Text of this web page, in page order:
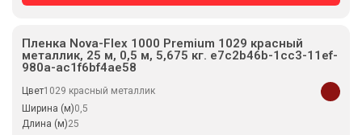
Пленка Nova-Flex 1000 Premium 1029 красный
металлик, 25 м, 0,5 м, 5,675 кг. e7c2b46b-1cc3-11ef-
980a-ac1f6bf4ae58
Цвет1029 красный металлик
Ширина (м)0,5
Длина (м)25